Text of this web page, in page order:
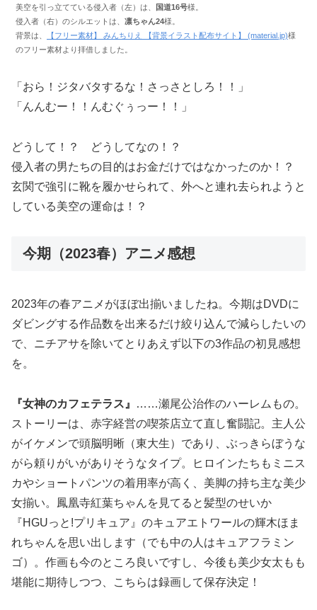
美空を引っ立てている侵入者（左）は、 国道16号様。
侵入者（右）のシルエットは、 凛ちゃん24様。
背景は、
【フリー素材】 みんちりえ 【背景イラスト配布サイト】 (material.jp)様
のフリー素材より拝借しました。
「おら！ジタバタするな！さっさとしろ！！」
「んんむー！！んむぐぅっー！！」
どうして！？ どうしてなの！？
侵入者の男たちの目的はお金だけではなかったのか！？
玄関で強引に靴を履かせられて、外へと連れ去られようと
している美空の運命は！？
今期（2023春）アニメ感想
2023年の春アニメがほぼ出揃いましたね。今期はDVDに
ダビングする作品数を出来るだけ絞り込んで減らしたいの
で、ニチアサを除いてとりあえず以下の3作品の初見感想
を。
『女神のカフェテラス』
……瀬尾公治作のハーレムもの。
ストーリーは、赤字経営の喫茶店立て直し奮闘記。主人公
がイケメンで頭脳明晰（東大生）であり、ぶっきらぼうな
がら頼りがいがありそうなタイプ。ヒロインたちもミニス
カやショートパンツの着用率が高く、美脚の持ち主な美少
女揃い。鳳凰寺紅葉ちゃんを見てると髪型のせいか
『HGUっと!プリキュア』のキュアエトワールの輝木ほま
れちゃんを思い出します（でも中の人はキュアフラミン
ゴ）。作画も今のところ良いですし、今後も美少女太もも
堪能に期待しつつ、こちらは録画して保存決定！